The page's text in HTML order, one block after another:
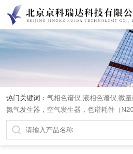
热门关键词：气相色谱仪,液相色谱仪,微
氮气发生器，空气发生器，色谱耗件（
阀件、进样器、色谱担体），顶空进样器
计，原子吸收分光光度计，傅立叶红外光